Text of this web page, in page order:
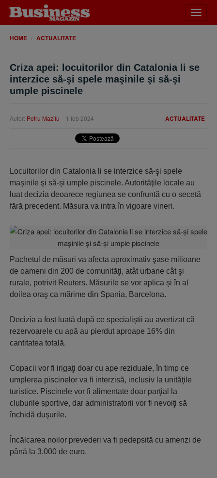
meniu
HOME ACTUALITATE
Criza apei: locuitorilor din Catalonia li se
interzice să-şi spele maşinile şi să-şi
umple piscinele
ACTUALITATE
Autor: Petru Mazilu 1 feb 2024
Locuitorilor din Catalonia li se interzice să-şi spele
maşinile şi să-şi umple piscinele. Autorităţile locale au
luat decizia deoarece regiunea se confruntă cu o secetă
fără precedent. Măsura va intra în vigoare vineri.
Pachetul de măsuri va afecta aproximativ şase milioane
de oameni din 200 de comunităţi, atât urbane cât şi
rurale, potrivit Reuters. Măsurile se vor aplica şi în al
doilea oraş ca mărime din Spania, Barcelona.
Decizia a fost luată după ce specialiştii au avertizat că
rezervoarele cu apă au pierdut aproape 16% din
cantitatea totală.
Copacii vor fi irigaţi doar cu ape reziduale, în timp ce
umplerea piscinelor va fi interzisă, inclusiv la unităţile
turistice. Piscinele vor fi alimentate doar parţial la
cluburile sportive, dar administratorii vor fi nevoiţi să
închidă duşurile.
Încălcarea noilor prevederi va fi pedepsită cu amenzi de
până la 3.000 de euro.